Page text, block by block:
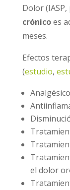
Dolor
crónicoes
meses.
Efectos
(estudio,
Analgésico
el dolor